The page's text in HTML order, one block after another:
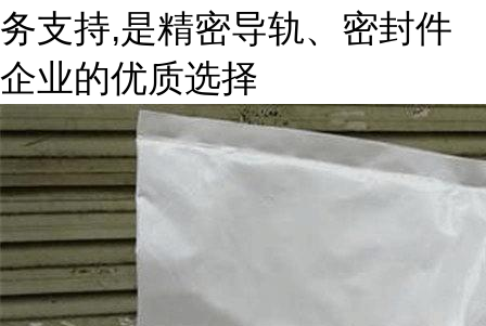
务支持,是精密导轨、密封件
企业的优质选择